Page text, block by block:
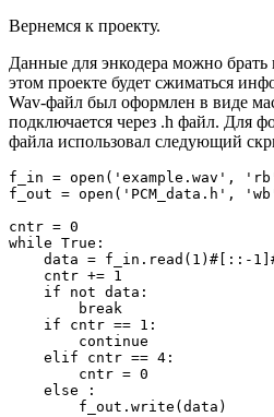
Вернемся к проекту.
Данные для энкодера можно
этом проекте будет сжиматься
Wav-файл был оформлен в виде
подключается через .h файл. Для
файла использовал следующий
f_in = open('example.wav',
f_out = open('PCM_data.h',
cntr = 0
while True:
data = f_in.read(1)#[::-
    cntr += 1
    if not data:
        break
    if cntr == 1:
        continue
    elif cntr == 4:
        cntr = 0
    else :
        f_out.write(data)